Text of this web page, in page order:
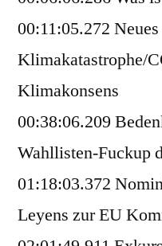
00:11:05.272
Klimakatastrophe/
Klimakonsens
00:38:06.209
Wahllisten-Fuckup
01:18:03.372
Leyens zur EU